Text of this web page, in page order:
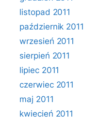
listopad 2011
październik 2011
wrzesień 2011
sierpień 2011
lipiec 2011
czerwiec 2011
maj 2011
kwiecień 2011